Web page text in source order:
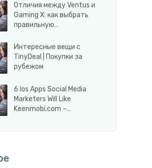
Отличия между Ventus и
Gaming X: как выбрать
правильную…
Интересные вещи с
TinyDeal | Покупки за
рубежом
6 Ios Apps Social Media
Marketers Will Like
Keenmobi.com –…